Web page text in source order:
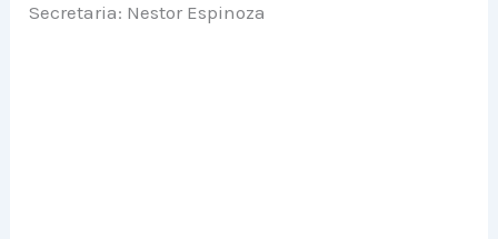
Secretaria: Nestor Espinoza